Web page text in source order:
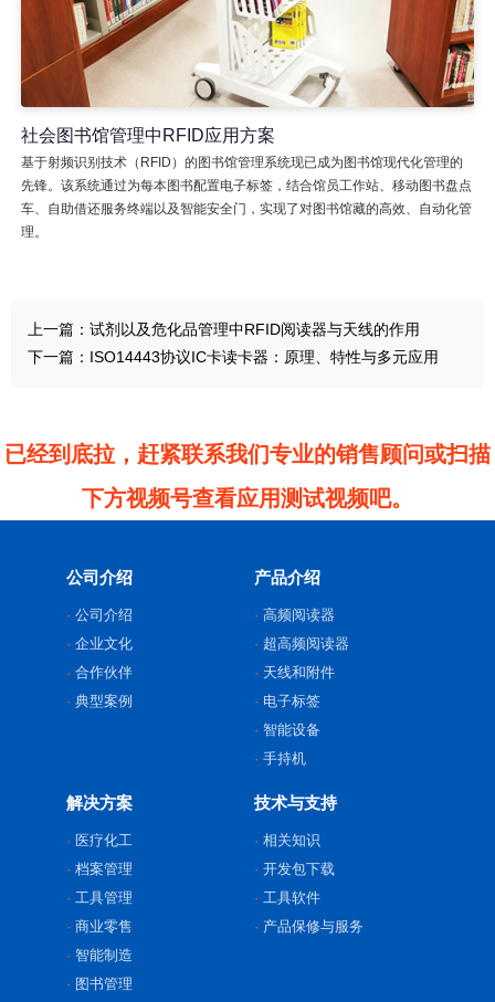
社会图书馆管理中RFID应用方案
基于射频识别技术（RFID）的图书馆管理系统现已成为图书馆现代化管理的
先锋。该系统通过为每本图书配置电子标签，结合馆员工作站、移动图书盘点
车、自助借还服务终端以及智能安全门，实现了对图书馆藏的高效、自动化管
理。
上一篇： 试剂以及危化品管理中RFID阅读器与天线的作用
下一篇： ISO14443协议IC卡读卡器：原理、特性与多元应用
已经到底拉，赶紧联系我们专业的销售顾问或扫描
下方视频号查看应用测试视频吧。
公司介绍
公司介绍
企业文化
合作伙伴
典型案例
产品介绍
高频阅读器
超高频阅读器
天线和附件
电子标签
智能设备
手持机
解决方案
医疗化工
档案管理
工具管理
商业零售
智能制造
图书管理
技术与支持
相关知识
开发包下载
工具软件
产品保修与服务